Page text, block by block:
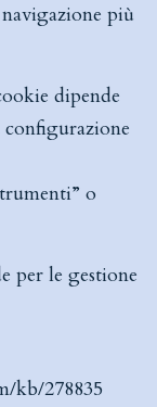
più
dipende
o
per le gestione
kb/278835